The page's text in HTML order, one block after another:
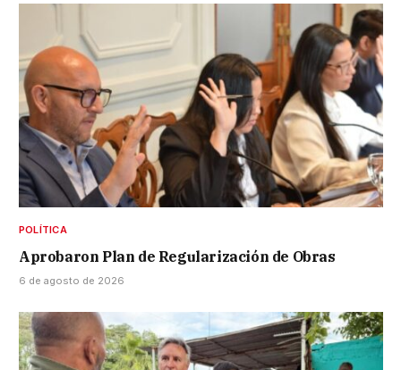
POLÍTICA
Aprobaron Plan de Regularización de Obras
6 de agosto de 2026